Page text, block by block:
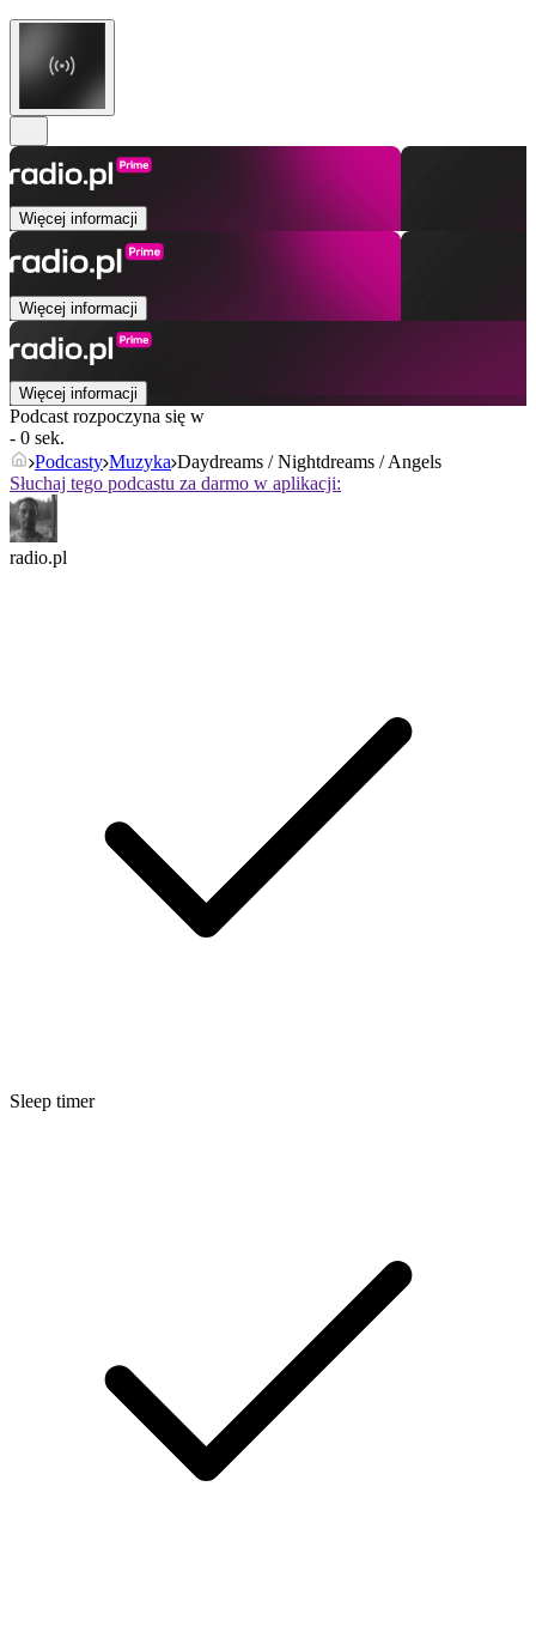
Więcej informacji
Więcej informacji
Więcej informacji
Podcast rozpoczyna się w
- 0 sek.
Podcasty Muzyka Daydreams / Nightdreams / Angels
Słuchaj tego podcastu za darmo w aplikacji:
radio.pl
Sleep timer